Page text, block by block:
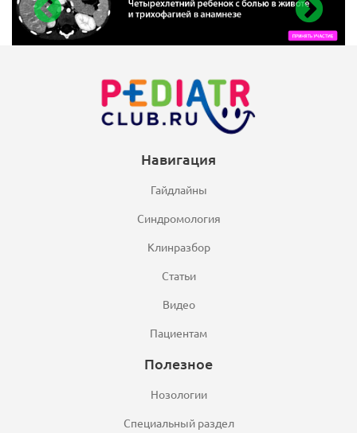
Навигация
Гайдлайны
Синдромология
Клинразбор
Статьи
Видео
Пациентам
Полезное
Нозологии
Специальный раздел